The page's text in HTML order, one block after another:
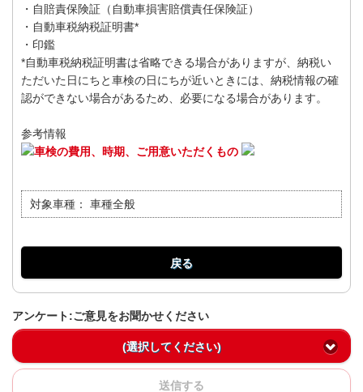
・自賠責保険証（自動車損害賠償責任保険証）
・自動車税納税証明書*
・印鑑
*自動車税納税証明書は省略できる場合がありますが、納税い
ただいた日にちと車検の日にちが近いときには、納税情報の確
認ができない場合があるため、必要になる場合があります。
参考情報
車検の費用、時期、ご用意いただくもの
対象車種： 車種全般
戻る
アンケート:ご意見をお聞かせください
(選択してください)
送信する